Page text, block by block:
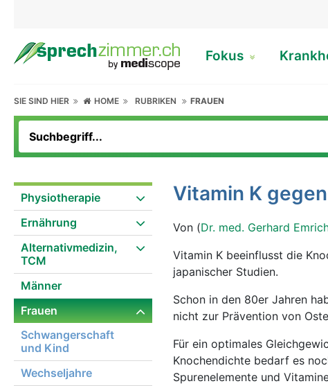
Fokus
SIE SIND HIER HOME RUBRIKEN FRAUEN
Physiotherapie
Ernährung
Alternativmedizin,
TCM
Männer
Frauen
Schwangerschaft
und Kind
Wechseljahre
Vitamin
Von (Dr. med. Gerhard
Vitamin K beeinflusst die Knochendichte in den Wechseljahren positiv, dies das Ergebnis zweier
japanischer Studien.
Schon in den 80er Jahren
nicht zur Prävention von
Für ein optimales
Knochendichte bedarf es
Spurenelemente und